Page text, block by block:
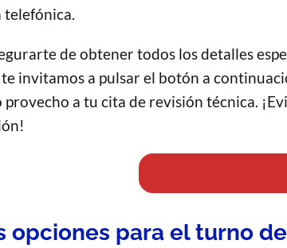
telefónica.
de obtener todos los detalles
invitamos a pulsar el botón a
provecho a tu cita de revisión técnica.
opciones para el turno